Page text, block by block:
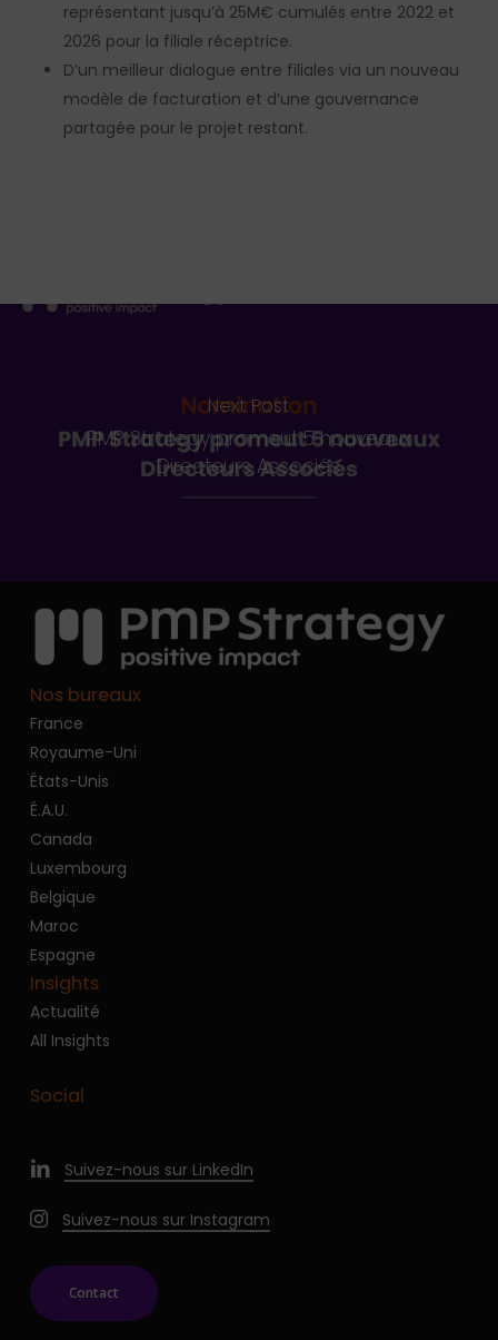
représentant jusqu’à 25M€ cumulés entre 2022 et
2026 pour la filiale réceptrice.
D’un meilleur dialogue entre filiales via un nouveau
modèle de facturation et d’une gouvernance
partagée pour le projet restant.
Next Post
PMP Strategy promeut 5 nouveaux
Directeurs Associés
Nos bureaux
France
Royaume-Uni
États-Unis
É.A.U.
Canada
Luxembourg
Belgique
Maroc
Espagne
Insights
Actualité
All Insights
Social
Suivez-nous sur LinkedIn
Suivez-nous sur Instagram
Contact